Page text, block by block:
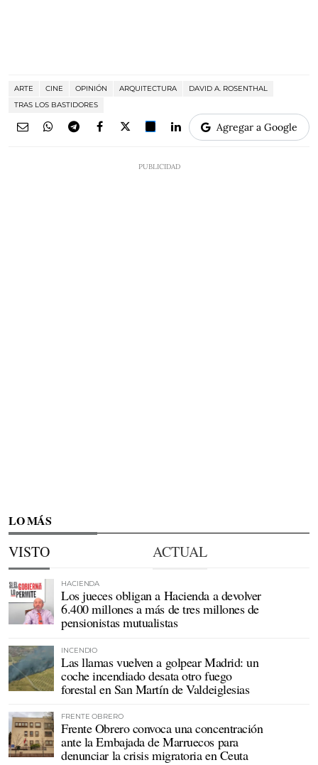
ARTE CINE OPINIÓN ARQUITECTURA
DAVID A. ROSENTHAL
TRAS LOS BASTIDORES
Agregar a Google
LO MÁS
VISTO ACTUAL
HACIENDA
Los jueces obligan a Hacienda a devolver
6.400 millones a más de tres millones de
pensionistas mutualistas
INCENDIO
Las llamas vuelven a golpear Madrid: un
coche incendiado desata otro fuego
forestal en San Martín de Valdeiglesias
FRENTE OBRERO
Frente Obrero convoca una concentración
ante la Embajada de Marruecos para
denunciar la crisis migratoria en Ceuta